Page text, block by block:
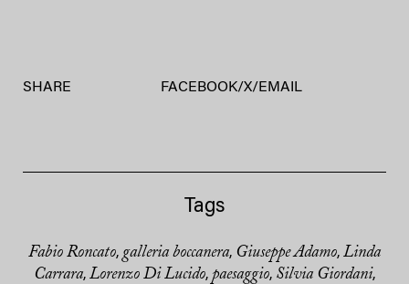
SHARE FACEBOOK/X/ EMAIL
Tags
Fabio Roncato, galleria boccanera, Giuseppe Adamo, Linda
Carrara, Lorenzo Di Lucido, paesaggio, Silvia Giordani,